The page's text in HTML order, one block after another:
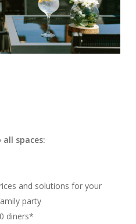
spaces:
and solutions for your
party
diners*